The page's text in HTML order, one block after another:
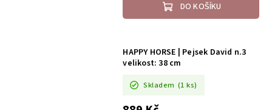
DO KOŠÍKU
HAPPY HORSE | Pejsek David n.3
velikost: 38 cm
Skladem (1 ks)